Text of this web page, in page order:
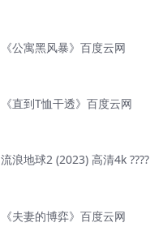
《公寓黑风暴》百度云网
《直到T恤干透》百度云网
流浪地球2 (2023) 高清4k ????
《夫妻的博弈》百度云网